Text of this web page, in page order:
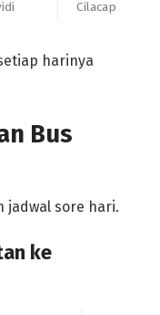
Cilacap
harinya
Bus
jadwal sore hari.
ke